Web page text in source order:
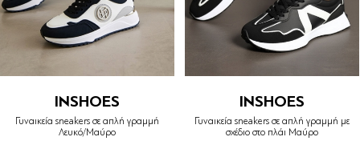
INSHOES
Γυναικεία sneakers σε απλή γραμμή
Λευκό/Μαύρο
INSHOES
Γυναικεία sneakers σε απλή γραμμή με
σχέδιο στο πλάι Μαύρο